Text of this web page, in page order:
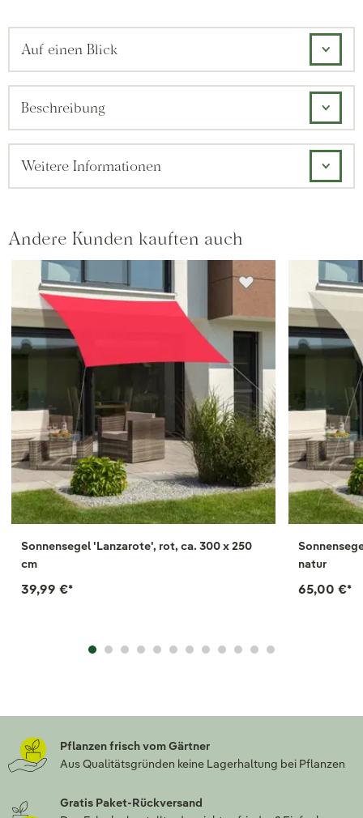
Auf einen Blick
Beschreibung
Weitere Informationen
Andere Kunden kauften auch
Sonnensegel 'Lanzarote', rot, ca. 300 x 250
cm
39,99 €*
natur
65,00 €*
Pflanzen frisch vom Gärtner
Aus Qualitätsgründen keine Lagerhaltung bei Pflanzen
Gratis Paket-Rückversand